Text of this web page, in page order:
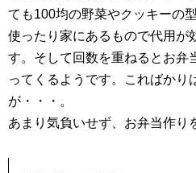
ても100均の野菜やクッキーの
使ったり家にあるもので代用が
す。そして回数を重ねるとお弁
ってくるようです。こればかり
が・・・。
あまり気負いせず、お弁当作り